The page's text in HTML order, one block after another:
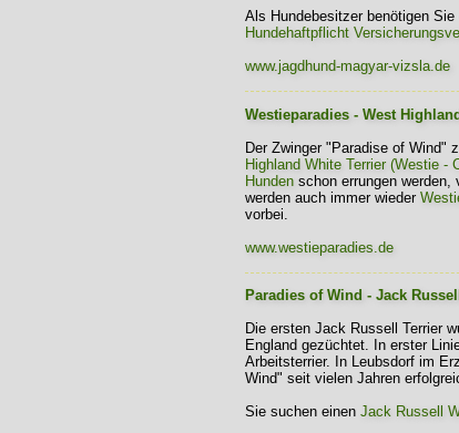
Als Hundebesitzer benötigen
Hundehaftpflicht
www.jagdhund-magyar-vizsla.de
Westieparadies - West
Der Zwinger "Paradise of Wind"
Highland White Terrier (Westie -
Hunden schon errungen
werden auch immer wieder
vorbei.
www.westieparadies.de
Paradies of Wind - Jack
Die ersten Jack Russell Terrier
England gezüchtet. In erster
Arbeitsterrier. In Leubsdorf im
Wind" seit vielen Jahren
Sie suchen einen Jack Russell